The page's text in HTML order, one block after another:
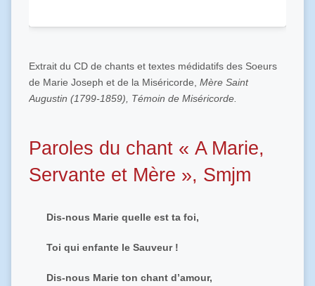
Extrait du CD de chants et textes médidatifs des Soeurs
de Marie Joseph et de la Miséricorde, Mère Saint
Augustin (1799-1859), Témoin de Miséricorde.
Paroles du chant « A Marie,
Servante et Mère », Smjm
Dis-nous Marie quelle est ta foi,
Toi qui enfante le Sauveur !
Dis-nous Marie ton chant d’amour,